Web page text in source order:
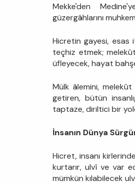
Mekke'den
güzergâhlarını
Hicretin gayesi, esas
teçhiz etmek;
üfleyecek, hayat
Mülk âlemini, melekût
getiren, bütün
taptaze, diriltici bir
İnsanın Dünya
Hicret, insanı
kurtarır, ulvî ve var
mümkün kılabilecek